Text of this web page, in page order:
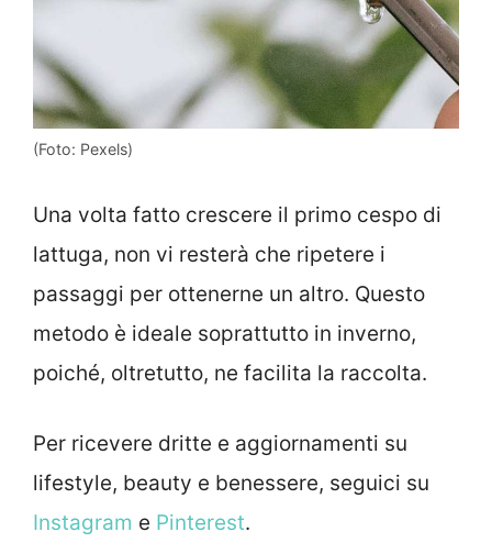
(Foto: Pexels)
Una volta fatto crescere il primo cespo di
lattuga, non vi resterà che ripetere i
passaggi per ottenerne un altro. Questo
metodo è ideale soprattutto in inverno,
poiché, oltretutto, ne facilita la raccolta.
Per ricevere dritte e aggiornamenti su
lifestyle, beauty e benessere, seguici su
Instagram e Pinterest.